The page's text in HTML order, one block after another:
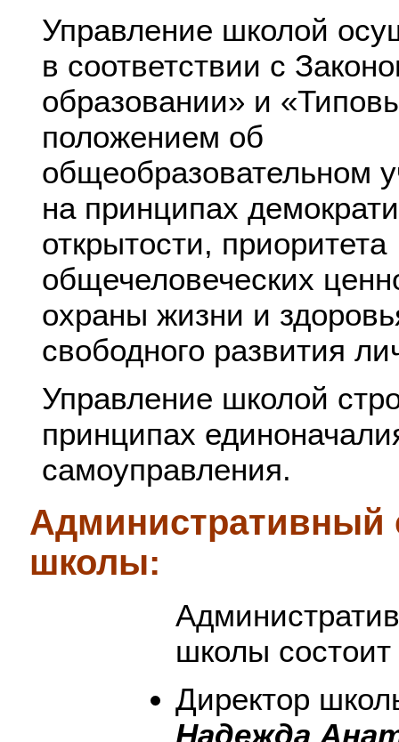
Управление школой
в соответствии с
образовании» и
положением об
общеобразовательном
на принципах
открытости, приоритета
общечеловеческих
охраны жизни и
свободного развития
Управление школой
принципах
самоуправления.
Административный
школы:
школы состоит
Директор
Надежда